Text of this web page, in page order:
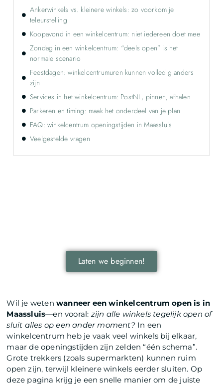
Wil je wetenwanneer een winkelcentrum open is in
Maassluis—en vooral: zijn alle winkels tegelijk open of
sluit alles op een ander moment?In een
winkelcentrum heb je vaak veel winkels bij elkaar,
maar de openingstijden zijn zelden “één schema”.
Grote trekkers (zoals supermarkten) kunnen ruim
open zijn, terwijl kleinere winkels eerder sluiten. Op
deze pagina krijg je een snelle manier om de juiste
Ankerwinkels vs. kleinere winkels: zo voorkom je
teleurstelling
Koopavond in een winkelcentrum: niet iedereen doet mee
Zondag in een winkelcentrum: “deels open” is het
normale scenario
Feestdagen: winkelcentrumuren kunnen volledig anders
zijn
Services in het winkelcentrum: PostNL, pinnen, afhalen
Parkeren en timing: maak het onderdeel van je plan
FAQ: winkelcentrum openingstijden in Maassluis
Veelgestelde vragen
Laten we beginnen!